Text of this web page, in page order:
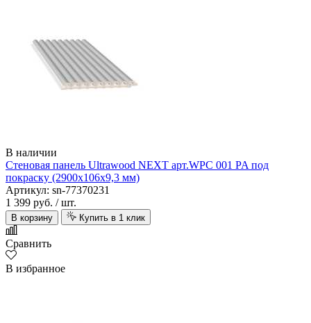
В наличии
Стеновая панель Ultrawood NEXT арт.WPC 001 PA под
покраску (2900х106х9,3 мм)
Артикул: sn-77370231
1 399 руб. / шт.
В корзину Купить в 1 клик
Сравнить
В избранное